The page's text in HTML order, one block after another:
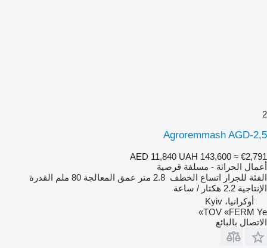
2
Agroremmash AGD-2,5
AED 11,840 UAH 143,600 ≈ €2,791
أعمال الحراثة - مسلفة قرصية
الفئة للجرار اتساع الخطف 2.8 متر عمق المعالجة 80 ملم
القدرة
الإنتاجية 2.2 هكتار / ساعة
أوكرانيا، Kyiv
TOV «FERM Ye»
الاتصال بالبائع